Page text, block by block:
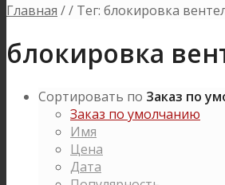
Главная // Тег: блокировка
блокировка
Сортировать по Заказ по
Заказ по умолчанию
Имя
Цена
Дата